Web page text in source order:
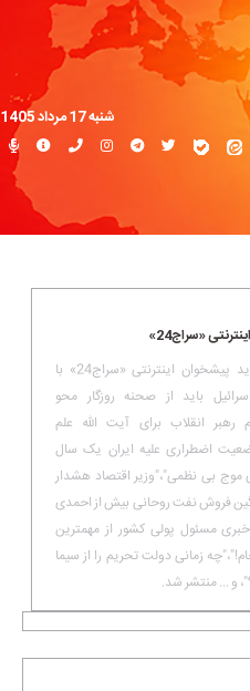
شنبه 17 مرداد 1405
«سراج24»
شماره جدید پیشخوان اینترنتی «سراج24» با
باید از صحنه روزگار محو
رهبر انقلاب برای آیت الله علم
اضطراری علیه ایران یک سال
موج بی نظمی"،"وزیر اقتصاد هشدار
فروش نفت روحانی بیش از احمدی
خبری مسئول پولی کشور از مهمترین
زمانی دولت تحریم را از سیما
و ... منتشر شد.